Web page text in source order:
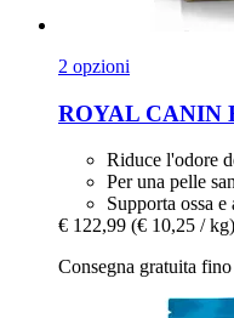
2 opzioni
ROYAL CANIN
Riduce l'odore
Per una pelle
Supporta ossa
€ 122,99 (€ 10,25 / kg)
Consegna gratuita